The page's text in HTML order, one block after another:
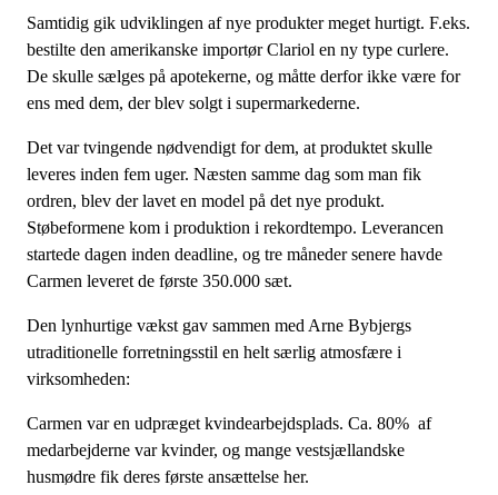
Samtidig gik udviklingen af nye produkter meget hurtigt. F.eks.
bestilte den amerikanske importør Clariol en ny type curlere.
De skulle sælges på apotekerne, og måtte derfor ikke være for
ens med dem, der blev solgt i supermarkederne.
Det var tvingende nødvendigt for dem, at produktet skulle
leveres inden fem uger. Næsten samme dag som man fik
ordren, blev der lavet en model på det nye produkt.
Støbeformene kom i produktion i rekordtempo. Leverancen
startede dagen inden deadline, og tre måneder senere havde
Carmen leveret de første 350.000 sæt.
Den lynhurtige vækst gav sammen med Arne Bybjergs
utraditionelle forretningsstil en helt særlig atmosfære i
virksomheden:
Carmen var en udpræget kvindearbejdsplads. Ca. 80% af
medarbejderne var kvinder, og mange vestsjællandske
husmødre fik deres første ansættelse her.